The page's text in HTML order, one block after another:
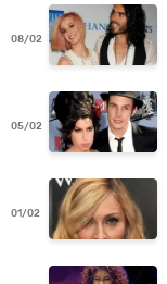
08/02
05/02
01/02